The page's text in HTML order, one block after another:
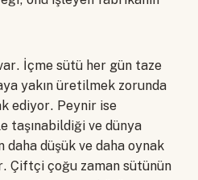
var. İçme sütü her gün taze
yakın üretilmek zorunda
ediyor. Peynir ise
taşınabildiği ve dünya
daha düşük ve daha oynak
Çiftçi çoğu zaman sütünün